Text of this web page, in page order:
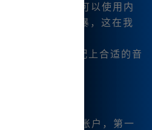
作或构思时，我可以使用内
其进行脑力风暴，这在我
重要。
为我的艺术项目配上合适的音
中文版？
注册账户，第一